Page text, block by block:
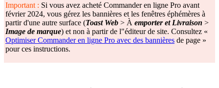
Important : Si vous avez acheté Commander en ligne Pro avant
février 2024, vous gérez les bannières et les fenêtres éphémères à
partir d'une autre surface (Toast Web > À emporter et Livraison >
Image de marque) et non à partir de l"éditeur de site. Consultez «
Optimiser Commander en ligne Pro avec des bannières de page »
pour ces instructions.